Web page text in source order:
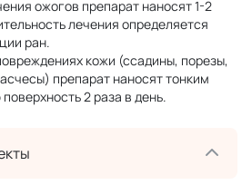
ожогов препарат наносят 1-2
лечения определяется
ран.
кожи (ссадины, порезы,
препарат наносят тонким
2 раза в день.